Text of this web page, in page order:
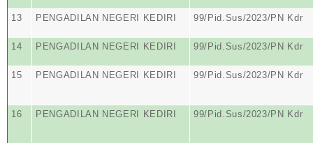
13 PENGADILAN NEGERI KEDIRI 99/Pid.Sus/2023/PN Kdr
14 PENGADILAN NEGERI KEDIRI 99/Pid.Sus/2023/PN Kdr
15 PENGADILAN NEGERI KEDIRI 99/Pid.Sus/2023/PN Kdr
16 PENGADILAN NEGERI KEDIRI 99/Pid.Sus/2023/PN Kdr